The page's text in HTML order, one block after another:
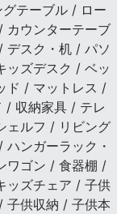
テーブル / ロー
カウンターテーブ
デスク・机 / パソ
ッズデスク / ベッ
ド / マットレス /
/ 収納家具 / テレ
ェルフ / リビング
ンガーラック・
ワゴン / 食器棚 /
ッズチェア / 子供
子供収納 / 子供本